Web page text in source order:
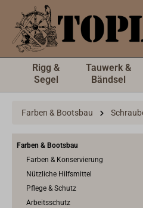
springen
Rigg &
Segel
Tauwerk &
Bändsel
Farben & Bootsbau
Farben & Bootsbau
Farben & Konservierung
Nützliche Hilfsmittel
Pflege & Schutz
Arbeitsschutz